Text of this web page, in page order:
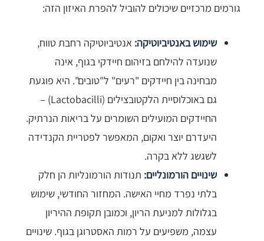
גורמים מרכזיים שיכולים להוביל להפרת האיזון הזה:
שימוש באנטיביוטיקה: אנטיביוטיקה רחבת טווח,
שנועדה להילחם בזיהום חיידקי בגוף, אינה
מבחינה בין חיידקים "רעים" ל"טובים". היא פוגעת
גם באוכלוסיית הלקטובצילים (Lactobacilli) –
החיידקים המועילים השומרים על בריאות הנרתיק.
היעדרם יוצר ואקום, המאפשר לפטריית הקנדידה
לשגשג ללא בקרה.
שינויים הורמונליים: תנודות הורמונליות הן חלק
בלתי נפרד מחיי האישה. המחזור החודשי, שימוש
בגלולות למניעת הריון, וכמובן תקופת ההיריון
עצמה, משפיעים על רמות האסטרוגן בגוף. שינויים